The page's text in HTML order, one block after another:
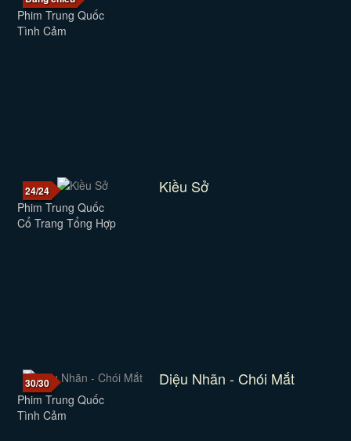
Phim Trung Quốc
Tình Cảm
24/24 Kiều Sở
Phim Trung Quốc
Cổ Trang Tổng Hợp
30/30 Diệu Nhãn - Chói Mắt
Phim Trung Quốc
Tình Cảm